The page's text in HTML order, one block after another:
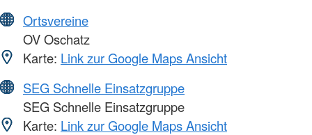
Ortsvereine
OV Oschatz
Karte: Link zur Google Maps Ansicht
SEG Schnelle Einsatzgruppe
SEG Schnelle Einsatzgruppe
Karte: Link zur Google Maps Ansicht